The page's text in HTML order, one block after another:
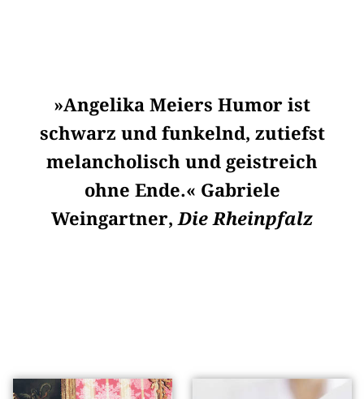
»Angelika Meiers Humor ist
schwarz und funkelnd, zutiefst
melancholisch und geistreich
ohne Ende.« Gabriele
Weingartner,Die Rheinpfalz